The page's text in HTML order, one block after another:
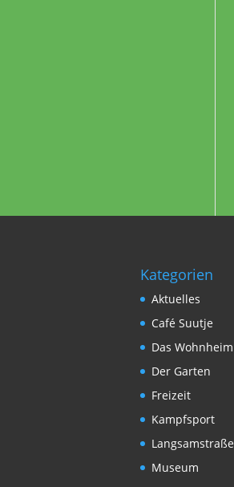
Kategorien
Aktuelles
Café Suutje
Das Wohnheim
Der Garten
Freizeit
Kampfsport
Langsamstraße
Museum